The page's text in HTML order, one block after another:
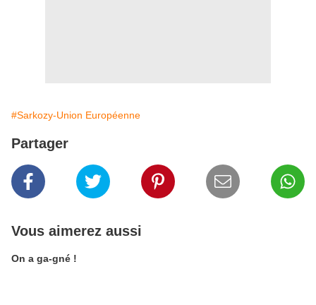
#Sarkozy-Union Européenne
Partager
Vous aimerez aussi
On a ga-gné !